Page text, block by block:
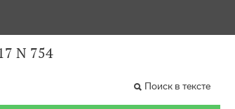
N 754
Поиск в тексте